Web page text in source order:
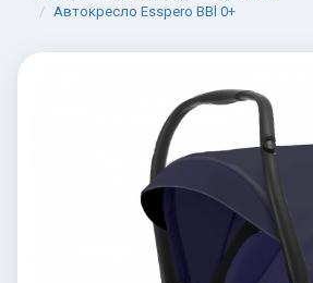
Автокресло Esspero BBl 0+